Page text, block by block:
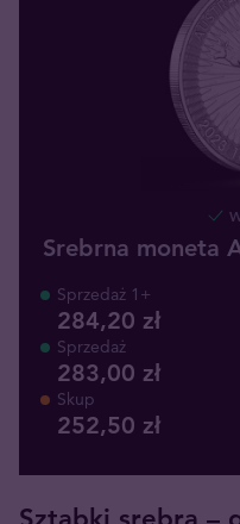
Srebrna moneta
Sprzedaż 1+
284,20 zł
Sprzedaż
283,00 zł
Skup
252,50 zł